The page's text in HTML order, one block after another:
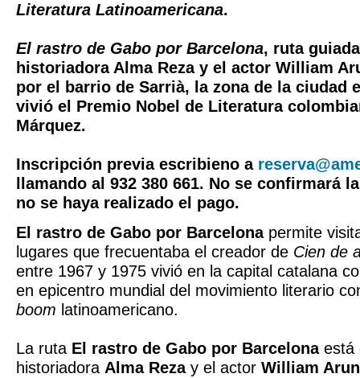
Literatura Latinoamericana.
El rastro de Gabo por Barcelona, ​​ruta
historiadora Alma Reza y el actor William
por el barrio de Sarrià, la zona de la ciudad
vivió el Premio Nobel de Literatura
Márquez.
Inscripción previa escribieno a
llamando al 932 380 661. No se confirmará
no se haya realizado el pago.
El rastro de Gabo por Barcelonapermite
lugares que frecuentaba el creador de Cien de
entre 1967 y 1975 vivió en la capital catalana
en epicentro mundial del movimiento literario
boom latinoamericano.
La ruta El rastro de Gabo por Barcelonaestá
historiadora Alma Rezay el actor William